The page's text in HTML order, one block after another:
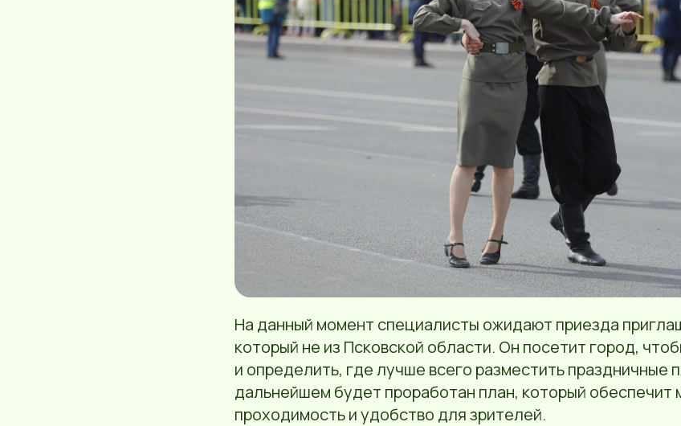
На данный момент специалисты ожидают приезда
который не из Псковской области. Он посетит город,
и определить, где лучше всего разместить праздничные
дальнейшем будет проработан план, который обеспечит
проходимость и удобство для зрителей.